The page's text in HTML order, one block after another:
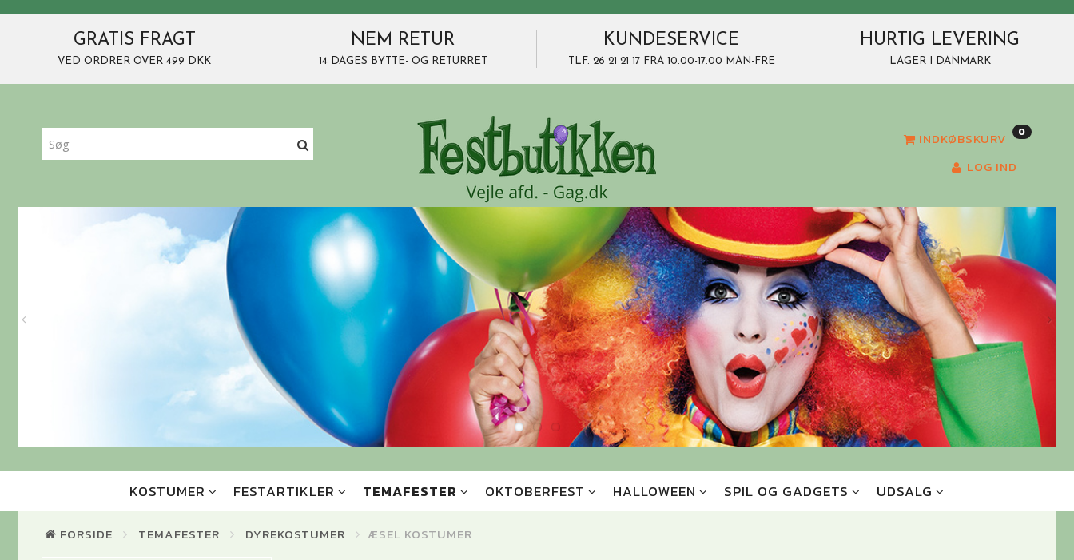
GRATIS FRAGT
VED ORDRER OVER 499 DKK
NEM RETUR
14 DAGES BYTTE- OG RETURRET
KUNDESERVICE
TLF. 26 21 21 17 FRA 10.00-17.00 MAN-FRE
HURTIG LEVERING
LAGER I DANMARK
INDKØBSKURV 0
LOG IND
KOSTUMER FESTARTIKLER TEMAFESTER OKTOBERFEST HALLOWEEN SPIL OG GADGETS UDSALG
FORSIDE TEMAFESTER DYREKOSTUMER ÆSEL KOSTUMER